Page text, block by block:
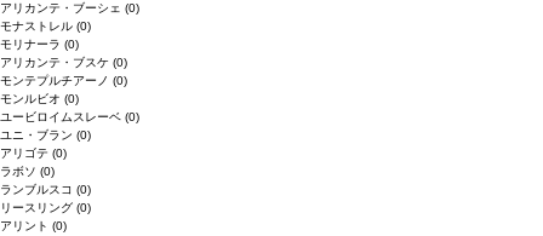
アリカンテ・ブーシェ (0)
モナストレル (0)
モリナーラ (0)
アリカンテ・ブスケ (0)
モンテプルチアーノ (0)
モンルビオ (0)
ユービロイムスレーベ (0)
ユニ・ブラン (0)
アリゴテ (0)
ラボソ (0)
ランブルスコ (0)
リースリング (0)
アリント (0)